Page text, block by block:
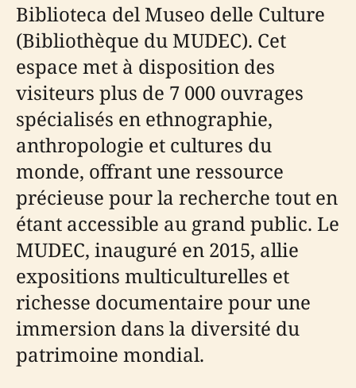
Biblioteca del Museo delle Culture
(Bibliothèque du MUDEC). Cet
espace met à disposition des
visiteurs plus de 7 000 ouvrages
spécialisés en ethnographie,
anthropologie et cultures du
monde, offrant une ressource
précieuse pour la recherche tout en
étant accessible au grand public. Le
MUDEC, inauguré en 2015, allie
expositions multiculturelles et
richesse documentaire pour une
immersion dans la diversité du
patrimoine mondial.